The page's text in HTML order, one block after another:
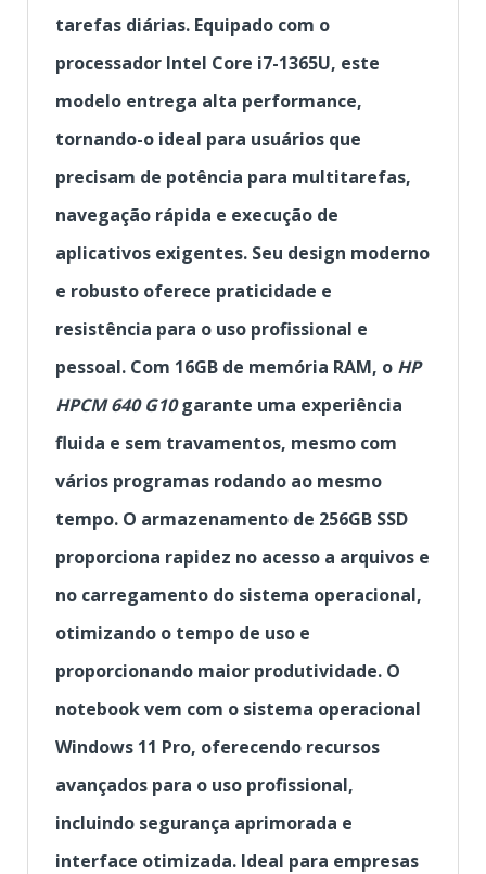
tarefas diárias. Equipado com o
processador Intel Core i7-1365U, este
modelo entrega alta performance,
tornando-o ideal para usuários que
precisam de potência para multitarefas,
navegação rápida e execução de
aplicativos exigentes. Seu design moderno
e robusto oferece praticidade e
resistência para o uso profissional e
pessoal. Com 16GB de memória RAM, o HP
HPCM 640 G10garante uma experiência
fluida e sem travamentos, mesmo com
vários programas rodando ao mesmo
tempo. O armazenamento de 256GB SSD
proporciona rapidez no acesso a arquivos e
no carregamento do sistema operacional,
otimizando o tempo de uso e
proporcionando maior produtividade. O
notebook vem com o sistema operacional
Windows 11 Pro, oferecendo recursos
avançados para o uso profissional,
incluindo segurança aprimorada e
interface otimizada. Ideal para empresas